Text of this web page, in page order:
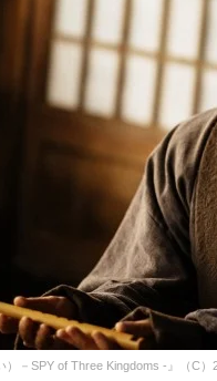
）－SPY of Three Kingdoms -』（C